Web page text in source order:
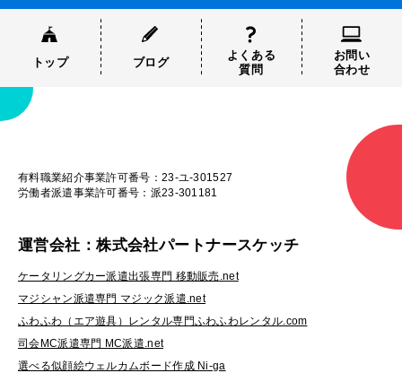
トップ ブログ
よくある
質問
お問い
合わせ
有料職業紹介事業許可番号：23-ユ-301527
労働者派遣事業許可番号：派23-301181
運営会社：株式会社パートナースケッチ
ケータリングカー派遣出張専門 移動販売.net
マジシャン派遣専門 マジック派遣.net
ふわふわ（エア遊具）レンタル専門ふわふわレンタル.com
司会MC派遣専門 MC派遣.net
選べる似顔絵ウェルカムボード作成 Ni-ga